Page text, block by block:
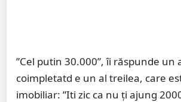
”Cel putin 30.000”, îi răspunde un
coimpletatd e un al treilea, care
imobiliar: ”Iti zic ca nu ți ajung